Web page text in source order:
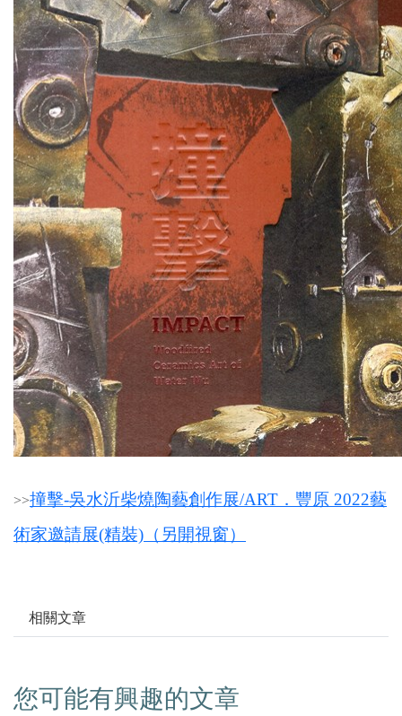
>>撞擊-吳水沂柴燒陶藝創作展/ART．豐原 2022藝
術家邀請展(精裝)（另開視窗）
相關文章
您可能有興趣的文章